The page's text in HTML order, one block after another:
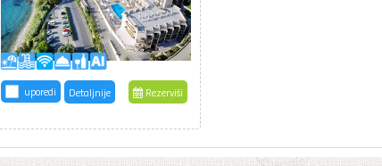
uporedi Detaljnije Rezerviši